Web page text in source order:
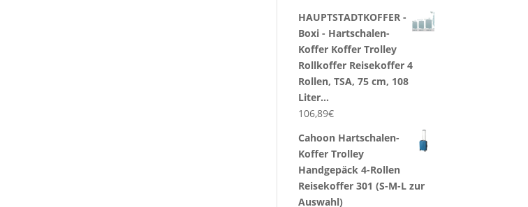
HAUPTSTADTKOFFER -
Boxi - Hartschalen-
Koffer Koffer Trolley
Rollkoffer Reisekoffer 4
Rollen, TSA, 75 cm, 108
Liter…
106,89€
Cahoon Hartschalen-
Koffer Trolley
Handgepäck 4-Rollen
Reisekoffer 301 (S-M-L zur
Auswahl)